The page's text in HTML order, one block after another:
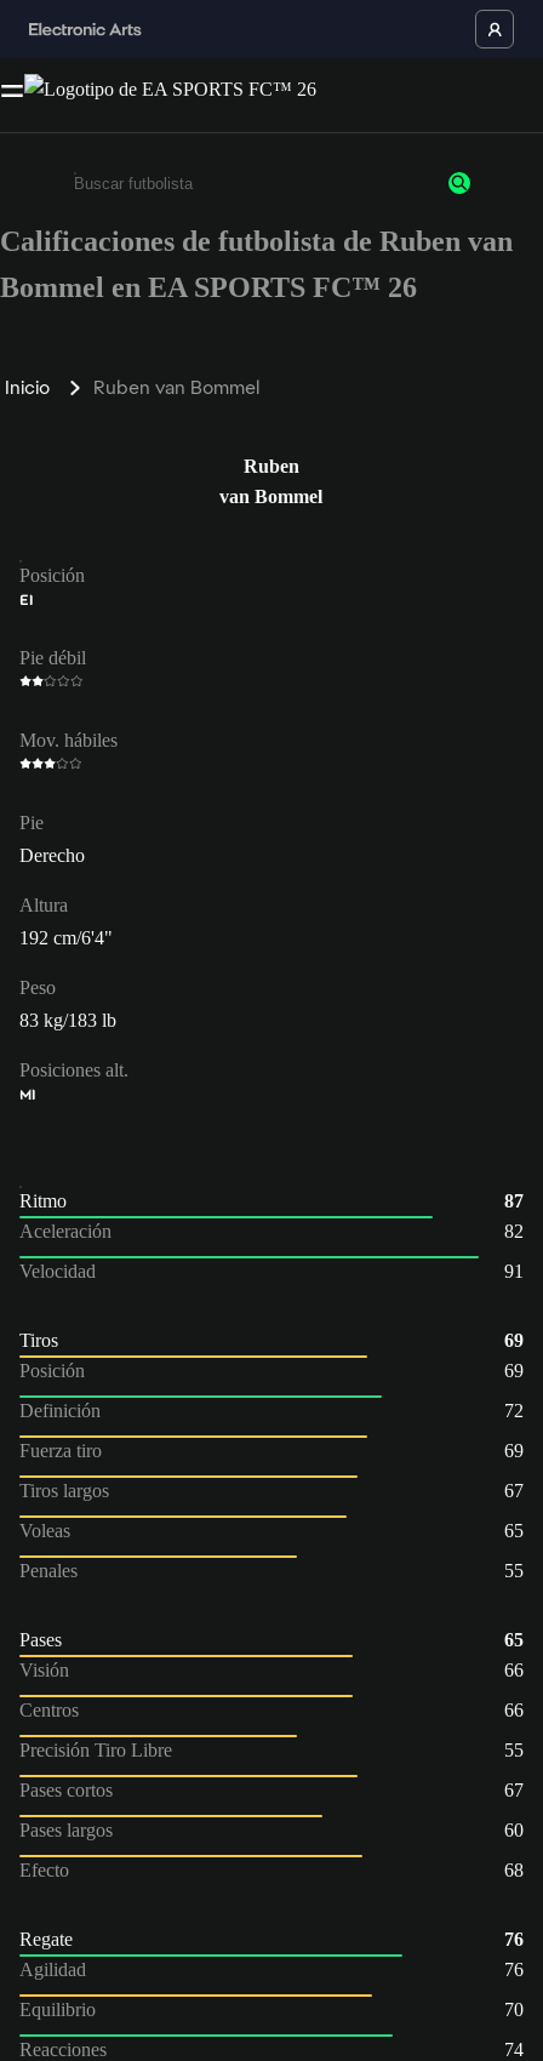
Ingresa un mínimo de 3 caracteres o números
Calificaciones de futbolista de Ruben van
Bommel en EA SPORTS FC™ 26
Inicio Ruben van Bommel
Ruben
van Bommel
Posición
EI
Pie débil
Mov. hábiles
Pie
Derecho
Altura
192 cm/6'4"
Peso
83 kg/183 lb
Posiciones alt.
MI
Ritmo
87
Aceleración
82
Velocidad
91
Tiros
69
Posición
69
Definición
72
Fuerza tiro
69
Tiros largos
67
Voleas
65
Penales
55
Pases
65
Visión
66
Centros
66
Precisión Tiro Libre
55
Pases cortos
67
Pases largos
60
Efecto
68
Regate
76
Agilidad
76
Equilibrio
70
Reacciones
74